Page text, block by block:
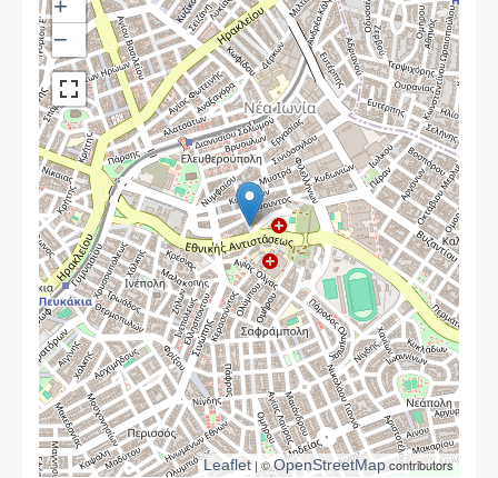
+
−
Leaflet | ©OpenStreetMapcontributors